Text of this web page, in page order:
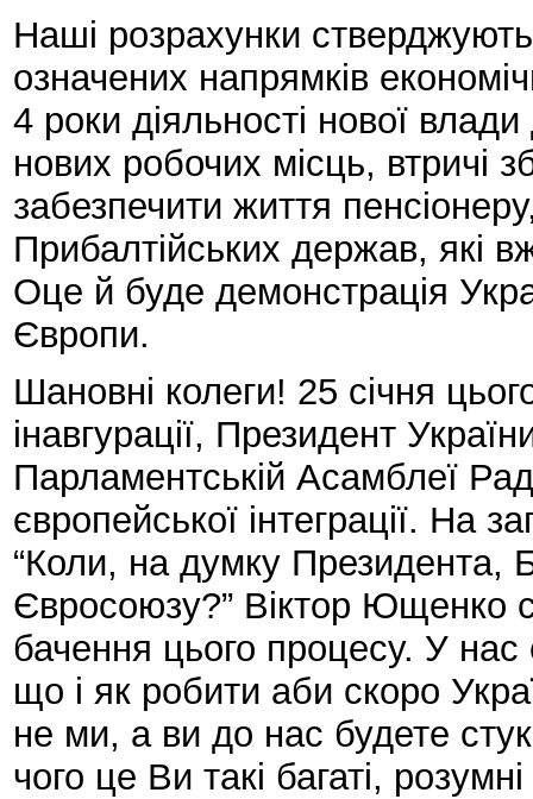
Наші розрахунки
означених напрямків
4 роки діяльності нової
нових робочих місць, втричі
забезпечити життя
Прибалтійських держав, які
Оце й буде демонстрація
Європи.
Шановні колеги! 25 січня
інавгурації, Президент
Парламентській Асамблеї
європейської інтеграції. На
“Коли, на думку Президента,
Євросоюзу?” Віктор Ющенко
бачення цього процесу. У
що і як робити аби скоро
не ми, а ви до нас будете
чого це Ви такі багаті,